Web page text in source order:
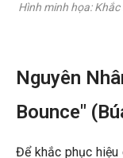
Hình minh họa: Khắc
Nguyên
Bounce"
Để khắc phục hiệu